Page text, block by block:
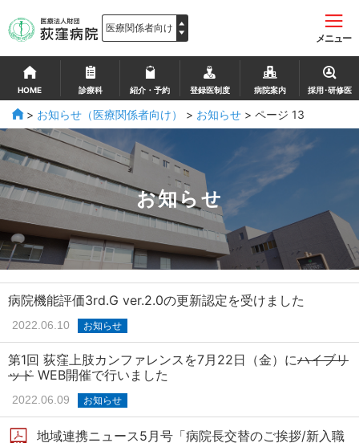
メニュー
HOME 診療科 紹介・予約 登録医制度 病院案内 採用･研修医
> お知らせ（医療関係者向け） > お知らせ > ページ 13
お知らせ
病院機能評価3rd.G ver.2.0の更新認定を受けました
2022.06.10 お知らせ
第1回 荻窪上肢カンファレンスを7月22日（金）にハイブリ
ッド WEB開催で行いました
2022.06.09 お知らせ
地域連携ニュース5月号「病院長交替のご挨拶/新入職